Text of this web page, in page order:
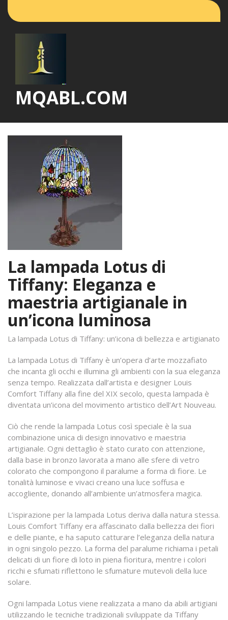
MQABL.COM
La lampada Lotus di
Tiffany: Eleganza e
maestria artigianale in
un’icona luminosa
La lampada Lotus di Tiffany: un’icona di bellezza e artigianato
La lampada Lotus di Tiffany è un’opera d’arte mozzafiato
che incanta gli occhi e illumina gli ambienti con la sua eleganza
senza tempo. Realizzata dall’artista e designer Louis
Comfort Tiffany alla fine del XIX secolo, questa lampada è
diventata un’icona del movimento artistico dell’Art Nouveau.
Ciò che rende la lampada Lotus così speciale è la sua
combinazione unica di design innovativo e maestria
artigianale. Ogni dettaglio è stato curato con attenzione,
dalla base in bronzo lavorata a mano alle sfere di vetro
colorato che compongono il paralume a forma di fiore. Le
tonalità luminose e vivaci creano una luce soffusa e
accogliente, donando all’ambiente un’atmosfera magica.
L’ispirazione per la lampada Lotus deriva dalla natura stessa.
Louis Comfort Tiffany era affascinato dalla bellezza dei fiori
e delle piante, e ha saputo catturare l’eleganza della natura
in ogni singolo pezzo. La forma del paralume richiama i petali
delicati di un fiore di loto in piena fioritura, mentre i colori
ricchi e sfumati riflettono le sfumature mutevoli della luce
solare.
Ogni lampada Lotus viene realizzata a mano da abili artigiani
utilizzando le tecniche tradizionali sviluppate da Tiffany